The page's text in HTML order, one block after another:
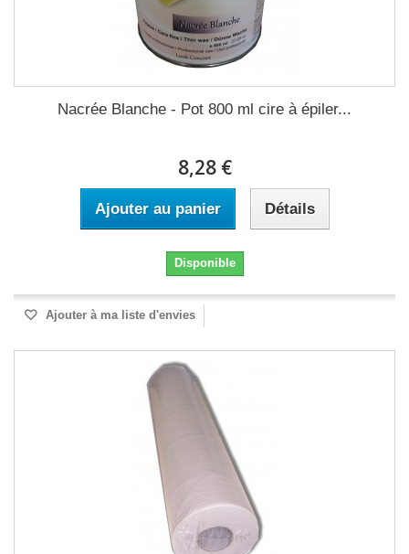
Nacrée Blanche - Pot 800 ml cire à épiler...
8,28 €
Ajouter au panier Détails
Disponible
Ajouter à ma liste d'envies